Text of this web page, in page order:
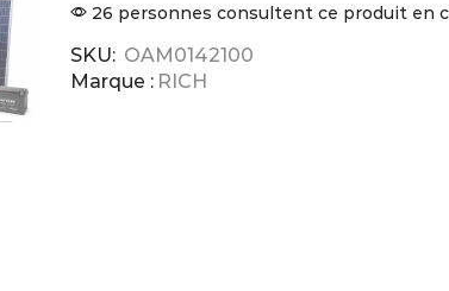
26 personnes consultent ce produit en
SKU: OAM0142100
Marque : RICH